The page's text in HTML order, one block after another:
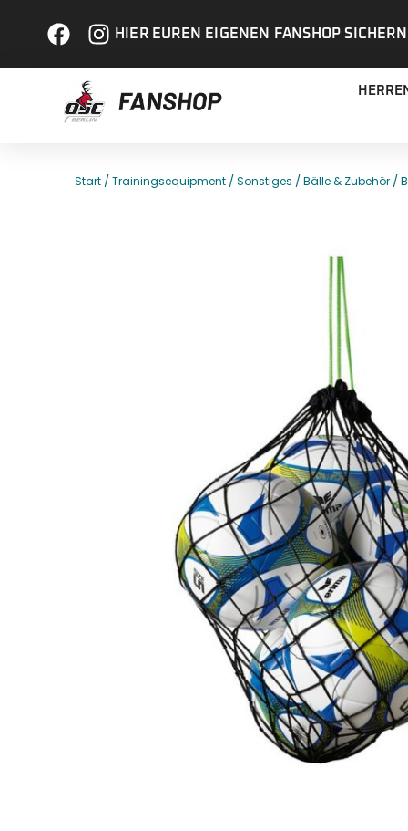
HIER EUREN EIGENEN FANSHOP
Start /Trainingsequipment /Sonstiges /Bälle & Zubehör /